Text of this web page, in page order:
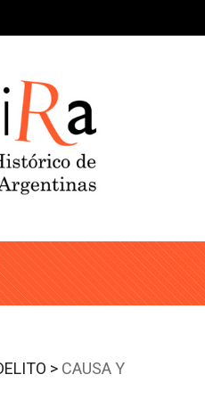
content
> CAUSA Y